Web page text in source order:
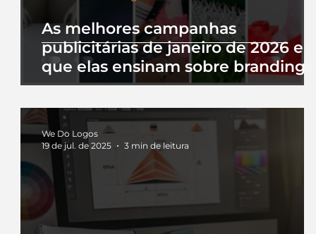
As melhores campanhas
publicitárias de janeiro de 2026 e
que elas ensinam sobre branding
We Do Logos
19 de jul. de 2025
3 min de leitura